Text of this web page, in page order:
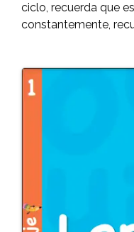
ciclo, recuerda que
constantemente,